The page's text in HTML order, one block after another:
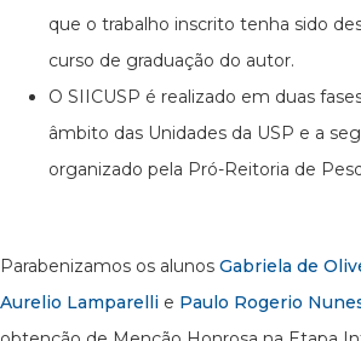
que o trabalho inscrito tenha sido
curso de graduação do autor.
O SIICUSP é realizado em duas
âmbito das Unidades da USP e a
organizado pela Pró-Reitoria de
Parabenizamos os alunos Gabriela de
Aurelio Lamparelli e Paulo Rogerio